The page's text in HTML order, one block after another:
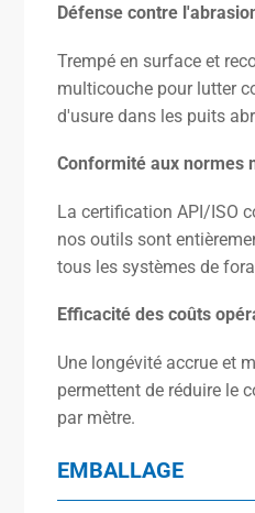
Défense contre
Trempé en surface et
multicouche pour lutter
d'usure dans les puits
Conformité aux normes
La certification API/ISO
nos outils sont
tous les systèmes de
Efficacité des coûts
Une longévité accrue et
permettent de réduire le
par mètre.
EMBALLAGE